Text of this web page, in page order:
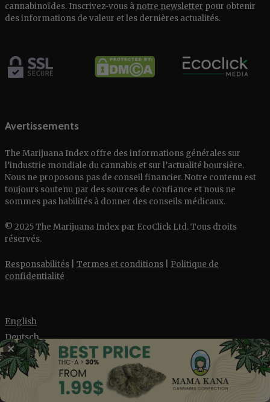
cannabinoïdes. Inscrivez-vous à notre newsletter pour obtenir
des informations de valeur et les dernières actualités.
Avertissements
The Marijuana Index offre des informations générales sur
l’industrie mondiale du cannabis et sur l’actualité boursière.
Nous ne proposons pas de conseil financier. Notre contenu est
toujours soutenu par des sources de confiance et nous ne
sommes pas habilités à donner des conseils médicaux.
© 2025 The Marijuana Index par EcoClick Ltd. Tous droits
réservés.
Responsabilités Termes et conditions
Politique de
confidentialité
English
Deutsch
aaa
✕